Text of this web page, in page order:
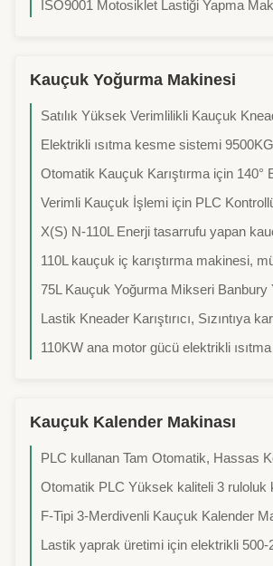
Kauçuk Yoğurma Makinesi
Satılık Yüksek Verimlilikli Kauçuk
Kauçuk Kalender Makinası